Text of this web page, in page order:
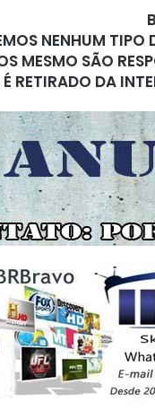
NENHUM TIPO
MESMO SÃO
RETIRADO DA